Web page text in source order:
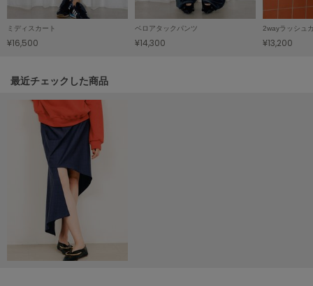
LILY BROWN Lingerie
リリーブラウンランジェリー
made of Organics
メイドオブオーガニクス
MICHU COQUETTE
ミチュ コケット
MIESROHE
ミースロエ
ミーエスミーム
ミディスカート
¥16,500
ベロアタックパンツ
¥14,300 ¥13,200
関連記事
最近チェックした商品